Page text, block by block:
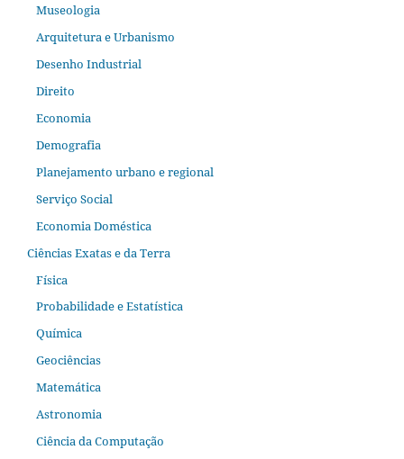
Museologia
Arquitetura e Urbanismo
Desenho Industrial
Direito
Economia
Demografia
Planejamento urbano e regional
Serviço Social
Economia Doméstica
Ciências Exatas e da Terra
Física
Probabilidade e Estatística
Química
Geociências
Matemática
Astronomia
Ciência da Computação